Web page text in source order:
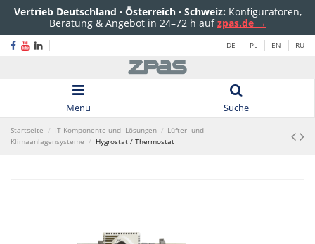
Vertrieb Deutschland · Österreich · Schweiz: Konfiguratoren,
Beratung & Angebot in 24–72 h aufzpas.de →
DE PL EN RU
Menu Suche
Startseite IT-Komponente und -Lösungen
Lüfter- und
Klimaanlagensysteme
Hygrostat / Thermostat